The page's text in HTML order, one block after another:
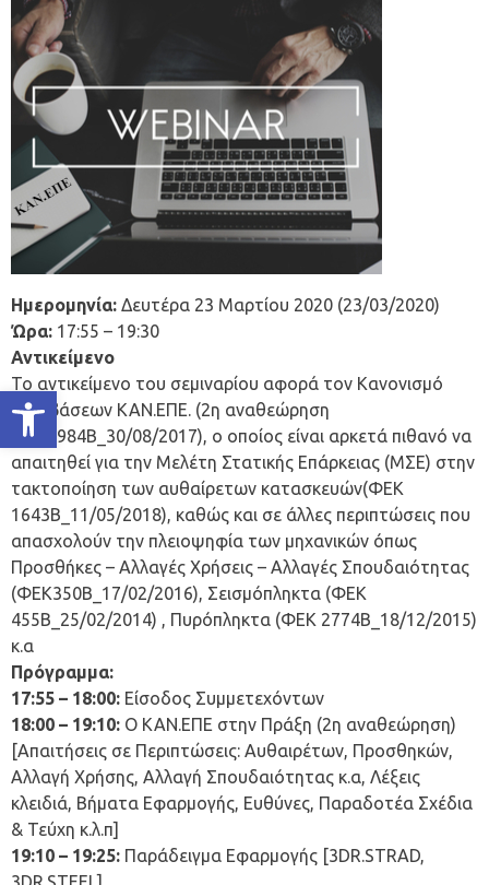
Ανοίξτε τη γραμμή εργαλείων
Ημερομηνία: Δευτέρα 23 Μαρτίου 2020 (23/03/2020)
Ώρα: 17:55 – 19:30
Αντικείμενο
Το αντικείμενο του σεμιναρίου αφορά τον Κανονισμό
Επεμβάσεων ΚΑΝ.ΕΠΕ. (2η αναθεώρηση
ΦΕΚ2984Β_30/08/2017), ο οποίος είναι αρκετά πιθανό να
απαιτηθεί για την Μελέτη Στατικής Επάρκειας (ΜΣΕ) στην
τακτοποίηση των αυθαίρετων κατασκευών(ΦΕΚ
1643Β_11/05/2018), καθώς και σε άλλες περιπτώσεις που
απασχολούν την πλειοψηφία των μηχανικών όπως
Προσθήκες – Αλλαγές Χρήσεις – Αλλαγές Σπουδαιότητας
(ΦΕΚ350Β_17/02/2016), Σεισμόπληκτα (ΦΕΚ
455Β_25/02/2014) , Πυρόπληκτα (ΦΕΚ 2774Β_18/12/2015)
κ.α
Πρόγραμμα:
17:55 – 18:00: Είσοδος Συμμετεχόντων
18:00 – 19:10: Ο ΚΑΝ.ΕΠΕ στην Πράξη (2η αναθεώρηση)
[Απαιτήσεις σε Περιπτώσεις: Αυθαιρέτων, Προσθηκών,
Αλλαγή Χρήσης, Αλλαγή Σπουδαιότητας κ.α, Λέξεις
κλειδιά, Βήματα Εφαρμογής, Ευθύνες, Παραδοτέα Σχέδια
& Τεύχη κ.λ.π]
19:10 – 19:25: Παράδειγμα Εφαρμογής [3DR.STRAD,